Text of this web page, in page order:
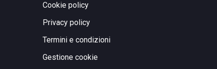
Cookie policy
Privacy policy
Termini e condizioni
Gestione cookie